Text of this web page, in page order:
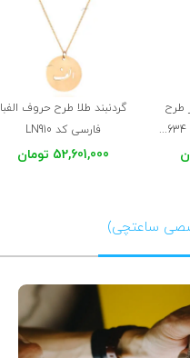
طرح
حروف الفبا فارسی کد LP634
گردنبند طلا طرح حروف الفبا
فارسی کد LN910
52,601,000 تومان
ساعتچی)